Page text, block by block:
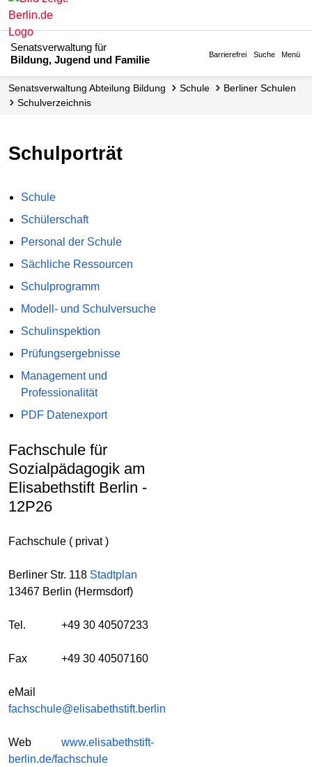
Senatsverwaltung für
Bildung, Jugend und Familie
Barrierefrei Suche Menü
Senats­verwaltung Abteilung Bildung Schule
Berliner Schulen
Schul­verzeichnis
Schulporträt
Schule
Schülerschaft
Personal der Schule
Sächliche Ressourcen
Schulprogramm
Modell- und Schulversuche
Schulinspektion
Prüfungsergebnisse
Management und
Professionalität
PDF Datenexport
Fachschule für
Sozialpädagogik am
Elisabethstift Berlin -
12P26
Fachschule ( privat )
Berliner Str. 118 Stadtplan
13467 Berlin (Hermsdorf)
Tel. +49 30 40507233
Fax +49 30 40507160
eMail
fachschule@elisabethstift.berlin
Web
www.elisabethstift-
berlin.de/fachschule